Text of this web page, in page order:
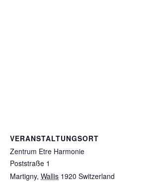
VERANSTALTUNGSORT
Zentrum Etre Harmonie
Poststraße 1
Martigny, Wallis 1920 Switzerland